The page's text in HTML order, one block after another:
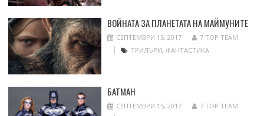
ВОЙНАТА ЗА ПЛАНЕТАТА НА МАЙМУНИТЕ
СЕПТЕМВРИ 15, 2017
7 TOP TEAM
ТРИЛЪРИ, ФАНТАСТИКА
БАТМАН
СЕПТЕМВРИ 15, 2017
7 TOP TEAM